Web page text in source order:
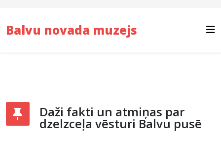
Balvu novada muzejs
Daži fakti un atmiņas par
dzelzceļa vēsturi Balvu pusē